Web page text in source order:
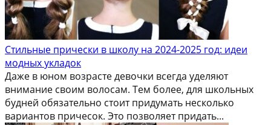
Стильные прически в школу на 2024-2025 год: идеи
модных укладок
Даже в юном возрасте девочки всегда уделяют
внимание своим волосам. Тем более, для школьных
будней обязательно стоит придумать несколько
вариантов причесок. Это позволяет придать...